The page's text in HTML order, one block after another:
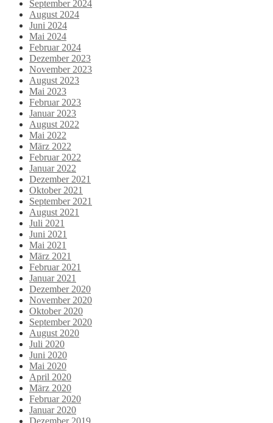
September 2024
August 2024
Juni 2024
Mai 2024
Februar 2024
Dezember 2023
November 2023
August 2023
Mai 2023
Februar 2023
Januar 2023
August 2022
Mai 2022
März 2022
Februar 2022
Januar 2022
Dezember 2021
Oktober 2021
September 2021
August 2021
Juli 2021
Juni 2021
Mai 2021
März 2021
Februar 2021
Januar 2021
Dezember 2020
November 2020
Oktober 2020
September 2020
August 2020
Juli 2020
Juni 2020
Mai 2020
April 2020
März 2020
Februar 2020
Januar 2020